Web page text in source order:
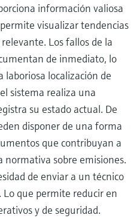
información valiosa
visualizar tendencias
Los fallos de la
de inmediato, lo
localización de
sistema realiza una
su estado actual. De
disponer de una forma
que contribuyan a
normativa sobre emisiones.
de enviar a un técnico
Lo que permite reducir en
y de seguridad.